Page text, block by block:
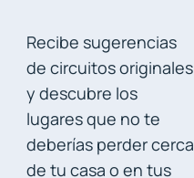
Recibe sugerencias
de circuitos originales
y descubre los
lugares que no te
deberías perder cerca
de tu casa o en tus